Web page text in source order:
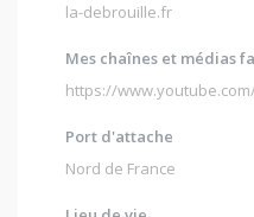
la-debrouille.fr
Mes chaînes et médias
https://
Port d'attache
Nord de France